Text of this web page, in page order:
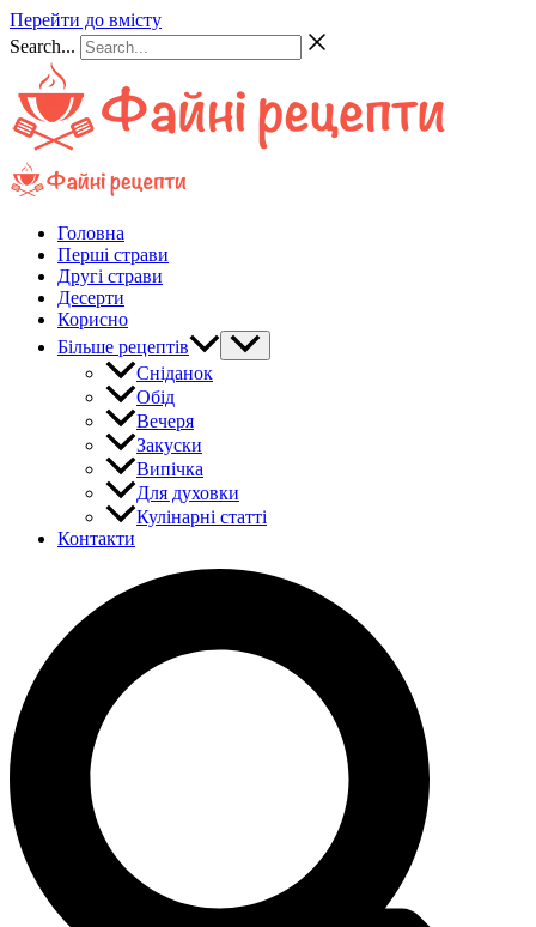
Перейти до вмісту
Search...
Головна
Перші страви
Другі страви
Десерти
Корисно
Більше рецептів
Сніданок
Обід
Вечеря
Закуски
Випічка
Для духовки
Кулінарні статті
Контакти